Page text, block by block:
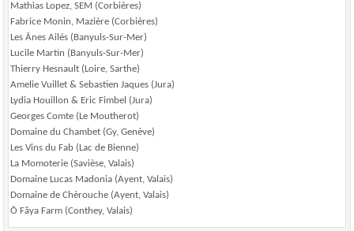
Mathias Lopez, SEM (Corbières)
Fabrice Monin, Mazière (Corbières)
Les Ânes Ailés (Banyuls-Sur-Mer)
Lucile Martin (Banyuls-Sur-Mer)
Thierry Hesnault (Loire, Sarthe)
Amelie Vuillet & Sebastien Jaques (Jura)
Lydia Houillon & Eric Fimbel (Jura)
Georges Comte (Le Moutherot)
Domaine du Chambet (Gy, Genève)
Les Vins du Fab (Lac de Bienne)
La Momoterie (Savièse, Valais)
Domaine Lucas Madonia (Ayent, Valais)
Domaine de Chèrouche (Ayent, Valais)
Ô Fâya Farm (Conthey, Valais)